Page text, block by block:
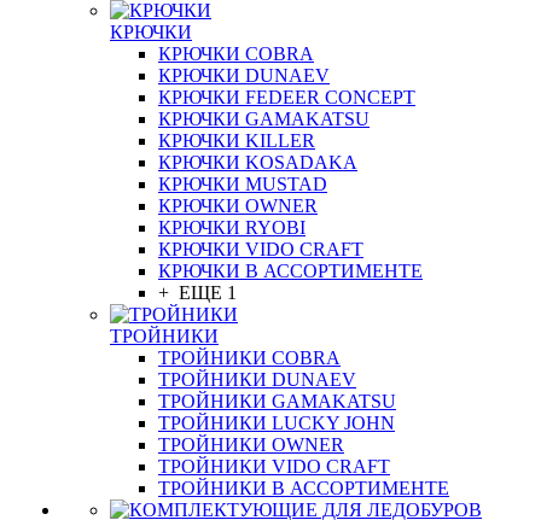
КРЮЧКИ
КРЮЧКИ COBRA
КРЮЧКИ DUNAEV
КРЮЧКИ FEDEER CONCEPT
КРЮЧКИ GAMAKATSU
КРЮЧКИ KILLER
КРЮЧКИ KOSADAKA
КРЮЧКИ MUSTAD
КРЮЧКИ OWNER
КРЮЧКИ RYOBI
КРЮЧКИ VIDO CRAFT
КРЮЧКИ В АССОРТИМЕНТЕ
+ ЕЩЕ 1
ТРОЙНИКИ
ТРОЙНИКИ COBRA
ТРОЙНИКИ DUNAEV
ТРОЙНИКИ GAMAKATSU
ТРОЙНИКИ LUCKY JOHN
ТРОЙНИКИ OWNER
ТРОЙНИКИ VIDO CRAFT
ТРОЙНИКИ В АССОРТИМЕНТЕ